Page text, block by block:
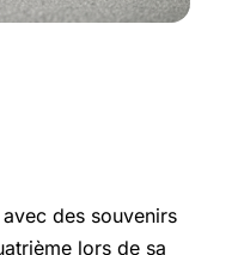
des souvenirs
lors de sa